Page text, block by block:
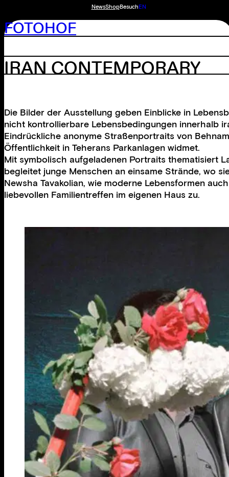
NewsShopBesuchEN
FOTOHOF
IRAN CONTEMPORARY
Die Bilder der Ausstellung geben Einblicke in
nicht kontrollierbare Lebensbedingungen innerhalb
Eindrückliche anonyme Straßenportraits von
Öffentlichkeit in Teherans Parkanlagen widmet.
Mit symbolisch aufgeladenen Portraits thematisiert
begleitet junge Menschen an einsame Strände, wo
Newsha Tavakolian, wie moderne Lebensformen
liebevollen Familientreffen im eigenen Haus zu.